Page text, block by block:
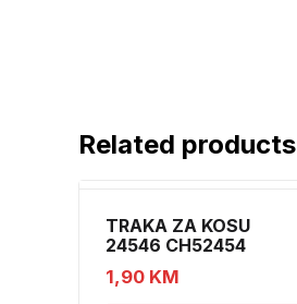
Related products
TRAKA ZA KOSU
24546 CH52454
1,90 KM